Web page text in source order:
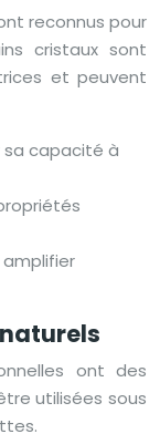
reconnus pour
cristaux sont
et peuvent
sa capacité à
ont des
utilisées sous